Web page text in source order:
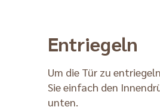
Entriegeln
Um die Tür zu
Sie einfach den
unten.